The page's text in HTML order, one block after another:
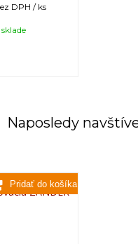
DPH / ks
sklade
Naposledy
ZANDER